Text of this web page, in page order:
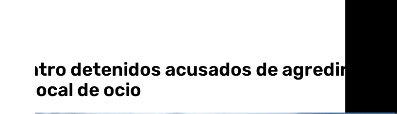
Cuatro detenidos acusados de agredir y
un local de ocio